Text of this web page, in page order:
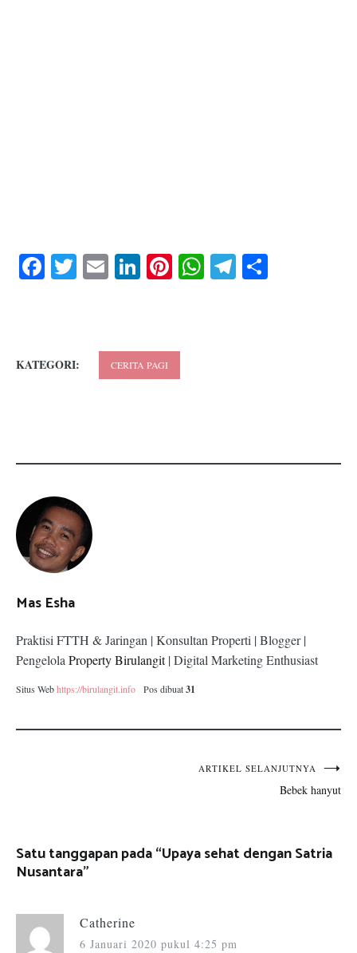
Facebook
Twitter
EmailLinkedIn
Pinterest
WhatsApp
Telegram
KATEGORI: CERITA PAGI
Mas Esha
Praktisi FTTH & Jaringan | Konsultan Properti | Blogger |
Pengelola Property Birulangit| Digital Marketing Enthusiast
Situs Webhttps://birulangit.info Pos dibuat31
ARTIKEL SELANJUTNYA
Bebek hanyut
Satu tanggapan pada “Upaya sehat dengan Satria
Nusantara”
Catherine
6 Januari 2020 pukul 4:25 pm